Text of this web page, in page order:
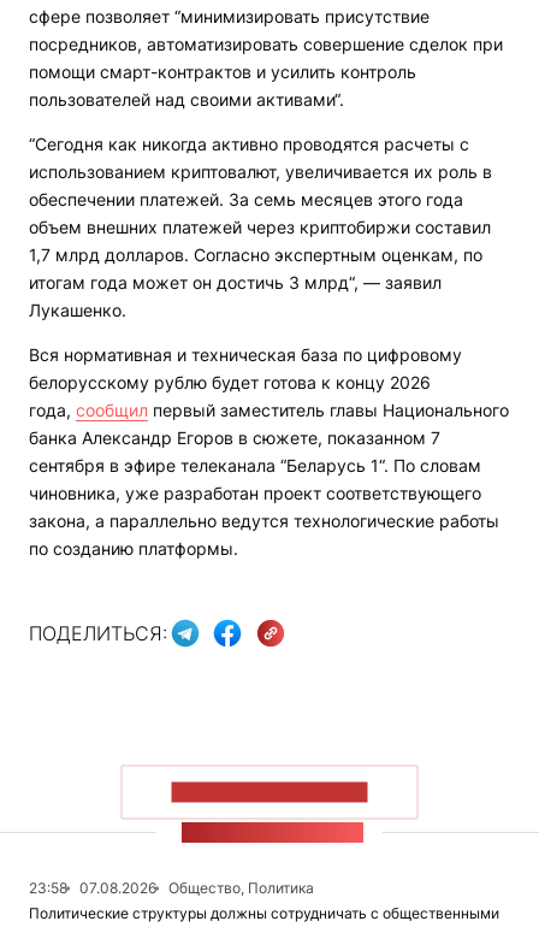
сфере позволяет “минимизировать присутствие
посредников, автоматизировать совершение сделок при
помощи смарт-контрактов и усилить контроль
пользователей над своими активами“.
“Сегодня как никогда активно проводятся расчеты с
использованием криптовалют, увеличивается их роль в
обеспечении платежей. За семь месяцев этого года
объем внешних платежей через криптобиржи составил
1,7 млрд долларов. Согласно экспертным оценкам, по
итогам года может он достичь 3 млрд“, — заявил
Лукашенко.
Вся нормативная и техническая база по цифровому
белорусскому рублю будет готова к концу 2026
года, сообщил первый заместитель главы Национального
банка Александр Егоров в сюжете, показанном 7
сентября в эфире телеканала “Беларусь 1“. По словам
чиновника, уже разработан проект соответствующего
закона, а параллельно ведутся технологические работы
по созданию платформы.
ПОДЕЛИТЬСЯ:
23:58 07.08.2026
Общество, Политика
Политические структуры должны сотрудничать с общественными